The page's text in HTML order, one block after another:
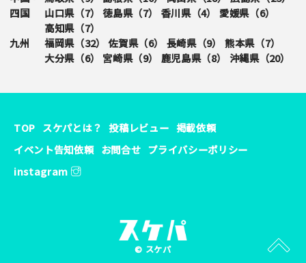
四国
山口県（7） 徳島県（7） 香川県（4） 愛媛県（6）
高知県（7）
九州
福岡県（32） 佐賀県（6） 長崎県（9） 熊本県（7）
大分県（6） 宮崎県（9） 鹿児島県（8） 沖縄県（20）
TOP スケパとは？ 投稿レビュー 掲載依頼
イベント告知依頼 お問合せ プライバシーポリシー
instagram
© スケパ